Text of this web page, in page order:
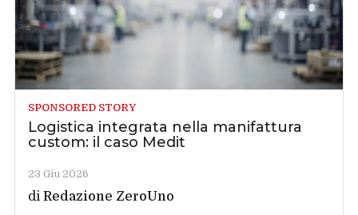
SPONSORED STORY
Logistica integrata nella manifattura
custom: il caso Medit
23 Giu 2026
diRedazione ZeroUno